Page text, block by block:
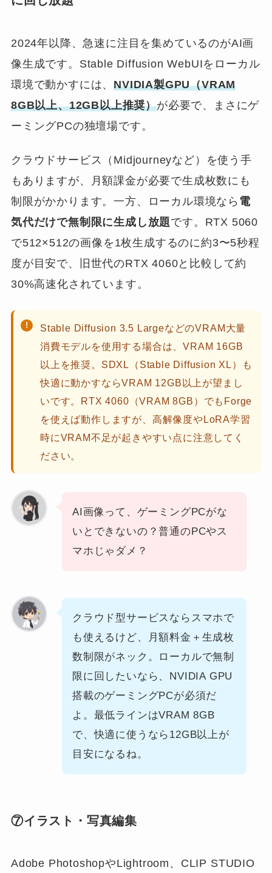
2024年以降、急速に注目を集めているのがAI画
像生成です。Stable Diffusion WebUIをローカル
環境で動かすには、NVIDIA製GPU（VRAM
8GB以上、12GB以上推奨）が必要で、まさにゲ
ーミングPCの独壇場です。
クラウドサービス（Midjourneyなど）を使う手
もありますが、月額課金が必要で生成枚数にも
制限がかかります。一方、ローカル環境なら 電
気代だけで無制限に生成し放題です。RTX 5060
で512×512の画像を1枚生成するのに約3〜5秒程
度が目安で、旧世代のRTX 4060と比較して約
30%高速化されています。
Stable Diffusion 3.5 LargeなどのVRAM大量
消費モデルを使用する場合は、VRAM 16GB
以上を推奨。SDXL（Stable Diffusion XL）も
快適に動かすならVRAM 12GB以上が望まし
いです。RTX 4060（VRAM 8GB）でもForge
を使えば動作しますが、高解像度やLoRA学習
時にVRAM不足が起きやすい点に注意してく
ださい。
AI画像って、ゲーミングPCがな
いとできないの？普通のPCやス
マホじゃダメ？
クラウド型サービスならスマホで
も使えるけど、月額料金＋生成枚
数制限がネック。ローカルで無制
限に回したいなら、NVIDIA GPU
搭載のゲーミングPCが必須だ
よ。最低ラインはVRAM 8GB
で、快適に使うなら12GB以上が
目安になるね。
⑦イラスト・写真編集
Adobe PhotoshopやLightroom、CLIP STUDIO